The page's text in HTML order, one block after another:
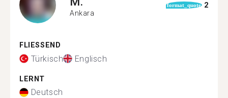
Ankara
format_quote 2
FLIESSEND
Türkisch Englisch
LERNT
Deutsch